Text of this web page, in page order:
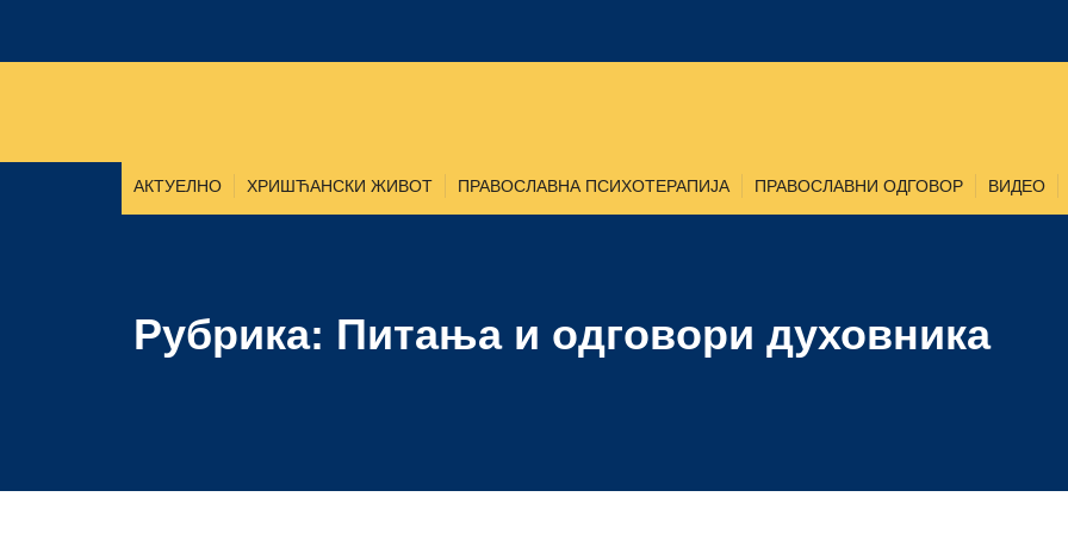
АКТУЕЛНО ХРИШЋАНСКИ ЖИВОТ ПРАВОСЛАВНА ПСИХОТЕРАПИЈА ПРАВОСЛАВНИ ОДГОВОР ВИДЕО
Рубрика: Питања и одговори духовника